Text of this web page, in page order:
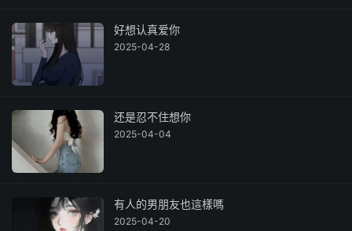
好想认真爱你
2025-04-28
还是忍不住想你
2025-04-04
有人的男朋友也這樣嗎
2025-04-20